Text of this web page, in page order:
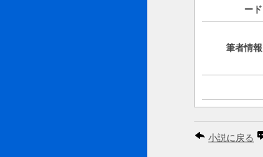
ード
筆者情報
小説に戻る